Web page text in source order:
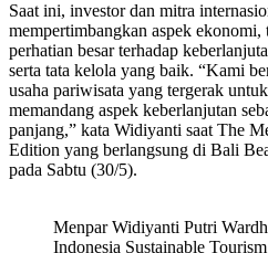
Saat ini, investor dan mitra
mempertimbangkan aspek ekonomi,
perhatian besar terhadap
serta tata kelola yang baik. “Kami
usaha pariwisata yang tergerak
memandang aspek keberlanjutan
panjang,” kata Widiyanti saat The
Edition yang berlangsung di Bali
pada Sabtu (30/5).
Menpar Widiyanti Putri
Indonesia Sustainable